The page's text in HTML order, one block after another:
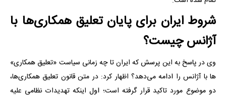
شروط ایران برای پایان تعلیق همکاری‌ها با
آژانس چیست؟
وی در پاسخ به این پرسش که ایران تا چه زمانی سیاست «تعلیق همکاری‌»
ها با آژانس را ادامه می‌دهد؟ اظهار کرد: در متن قانون تعلیق همکاری‌ها،
دو موضوع مورد تاکید قرار گرفته است؛ اول اینکه تهدیدات نظامی علیه